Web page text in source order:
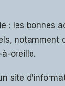
: les bonnes
notamment
oreille.
site